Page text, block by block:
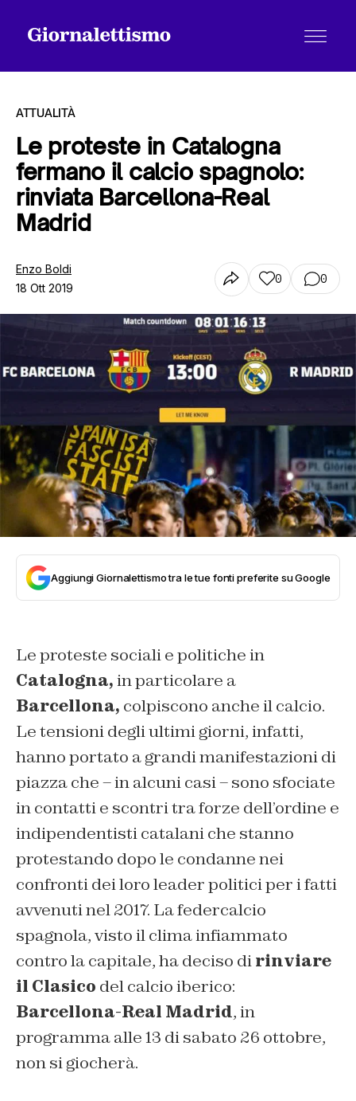
Tutti gli articoli
ATTUALITÀ
Le proteste in Catalogna
fermano il calcio spagnolo:
rinviata Barcellona-Real
Madrid
Enzo Boldi
18 Ott 2019
0 0
Aggiungi Giornalettismo tra le tue fonti preferite su Google
Le proteste sociali e politiche in
Catalogna,in particolare a
Barcellona, colpiscono anche il calcio.
Le tensioni degli ultimi giorni, infatti,
hanno portato a grandi manifestazioni di
piazza che – in alcuni casi – sono sfociate
in contatti e scontri tra forze dell’ordine e
indipendentisti catalani che stanno
protestando dopo le condanne nei
confronti dei loro leader politici per i fatti
avvenuti nel 2017. La federcalcio
spagnola, visto il clima infiammato
contro la capitale, ha deciso dirinviare
il Clasico del calcio iberico:
Barcellona-Real Madrid, in
programma alle 13 di sabato 26 ottobre,
non si giocherà.